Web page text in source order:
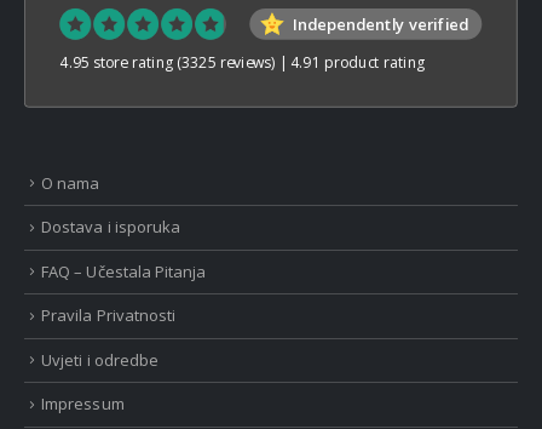
Independently verified
4.95 store rating (3325 reviews) | 4.91 product rating
O nama
Dostava i isporuka
FAQ – Učestala Pitanja
Pravila Privatnosti
Uvjeti i odredbe
Impressum